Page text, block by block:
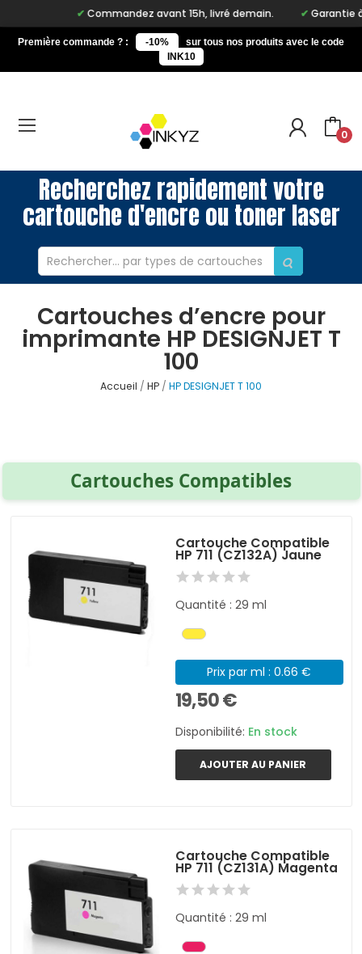
Commandez avant 15h, livré demain. Garantie à
Première commande ? : -10%
sur tous nos produits avec le code
INK10
0
Recherchez rapidement votre
cartouche d'encre ou toner laser
Cartouches d’encre pour
imprimante HP DESIGNJET T
100
Accueil HP HP DESIGNJET T 100
Cartouches Compatibles
Cartouche Compatible
HP 711 (CZ132A) Jaune
Quantité : 29 ml
Prix par ml : 0.66 €
19,50 €
Disponibilité: En stock
AJOUTER AU PANIER
Cartouche Compatible
HP 711 (CZ131A) Magenta
Quantité : 29 ml